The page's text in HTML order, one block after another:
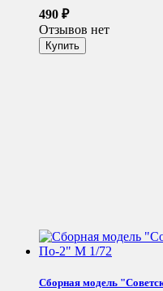
490 ₽
Отзывов нет
Сборная модель